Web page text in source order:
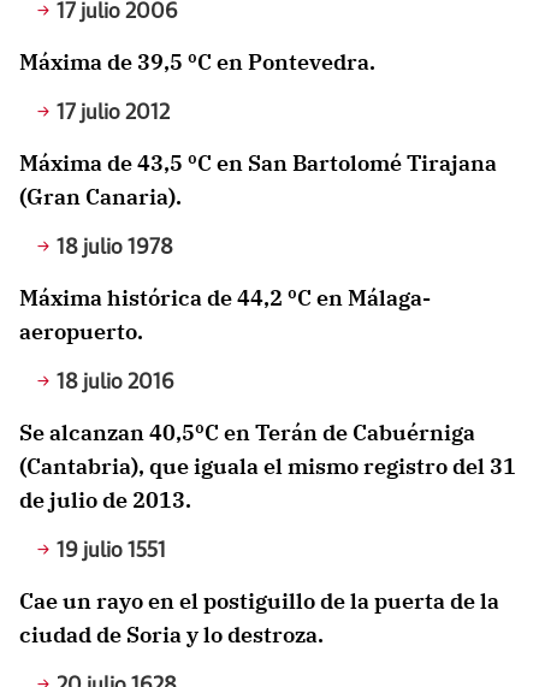
17 julio 2006
Máxima de 39,5 ºC en Pontevedra.
17 julio 2012
Máxima de 43,5 ºC en San Bartolomé Tirajana
(Gran Canaria).
18 julio 1978
Máxima histórica de 44,2 ºC en Málaga-
aeropuerto.
18 julio 2016
Se alcanzan 40,5ºC en Terán de Cabuérniga
(Cantabria), que iguala el mismo registro del 31
de julio de 2013.
19 julio 1551
Cae un rayo en el postiguillo de la puerta de la
ciudad de Soria y lo destroza.